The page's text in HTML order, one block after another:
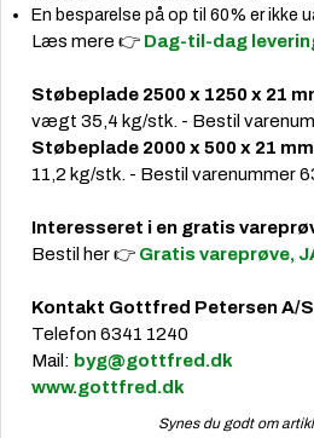
En besparelse på op til 60% er ikke
Læs mere 👉 Dag-til-dag
Støbeplade 2500 x 1250 x 21
vægt 35,4 kg/stk. - Bestil
Støbeplade 2000 x 500 x 21 mm
11,2 kg/stk. - Bestil varenummer
Interesseret i en gratis
Bestil her 👉 Gratis vareprøve,
Kontakt Gottfred Petersen A/S
Telefon 6341 1240
Mail: byg@gottfred.dk
www.gottfred.dk
Synes du godt om